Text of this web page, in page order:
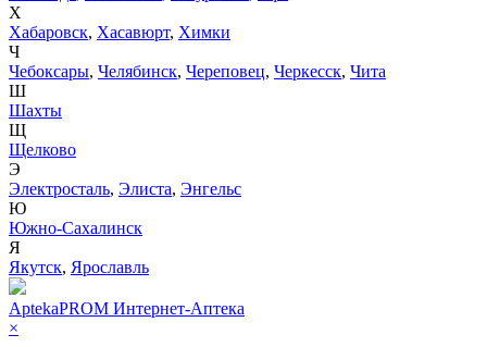
Х
Хабаровск, Хасавюрт, Химки
Ч
Чебоксары, Челябинск, Череповец, Черкесск, Чита
Ш
Шахты
Щ
Щелково
Э
Электросталь, Элиста, Энгельс
Ю
Южно-Сахалинск
Я
Якутск, Ярославль
AptekaPROM Интернет-Аптека
×